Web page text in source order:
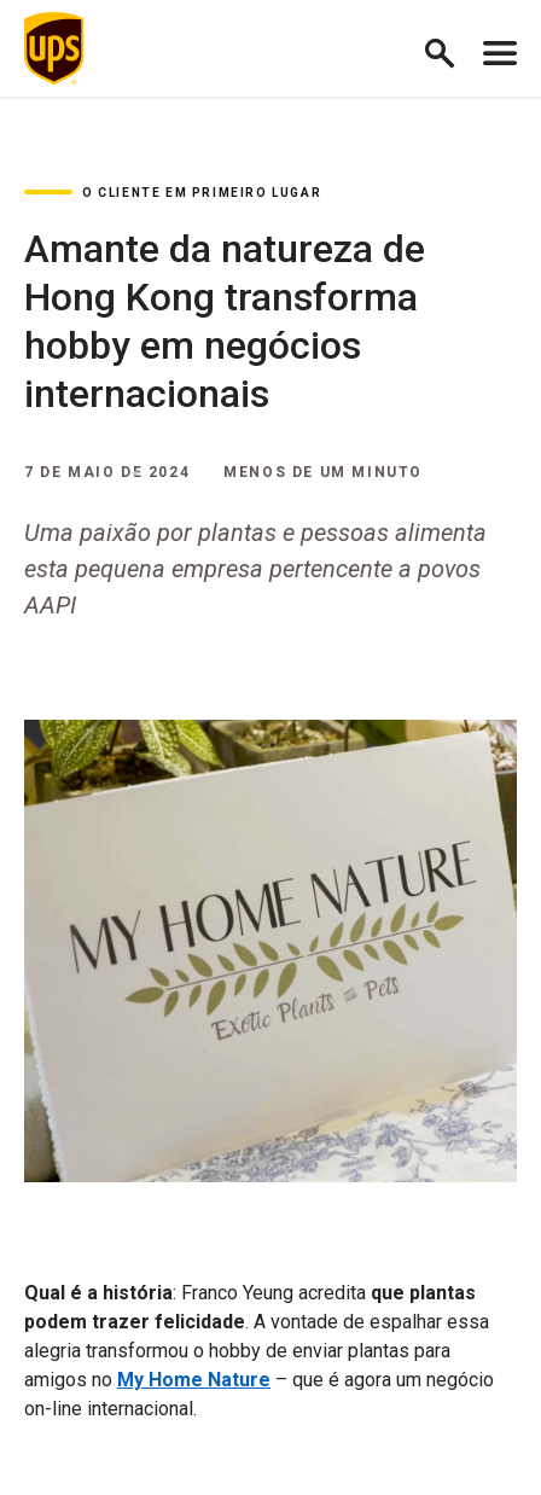
O CLIENTE EM PRIMEIRO LUGAR
Amante da natureza de
Hong Kong transforma
hobby em negócios
internacionais
7 DE MAIO DE 2024 MENOS DE UM MINUTO
Uma paixão por plantas e pessoas alimenta
esta pequena empresa pertencente a povos
AAPI
Qual é a história: Franco Yeung acredita que plantas
podem trazer felicidade. A vontade de espalhar essa
alegria transformou o hobby de enviar plantas para
amigos no My Home Nature – que é agora um negócio
on-line internacional.